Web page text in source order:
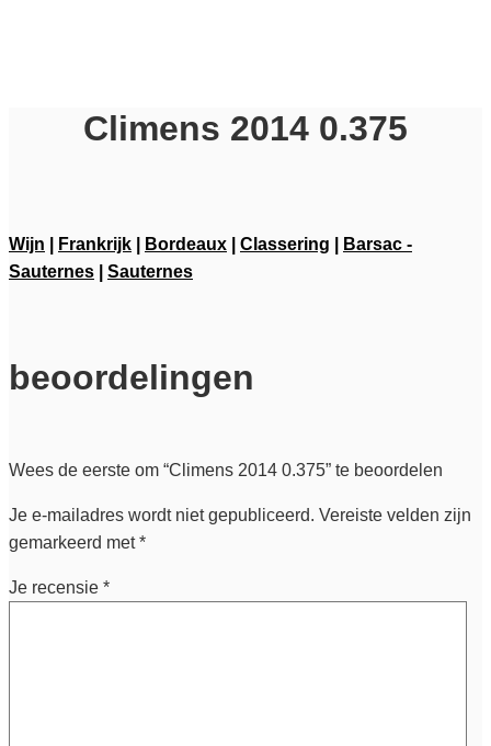
Climens 2014 0.375
Wijn Frankrijk Bordeaux Classering
Barsac -
Sauternes
Sauternes
beoordelingen
Wees de eerste om “Climens 2014 0.375” te beoordelen
Je e-mailadres wordt niet gepubliceerd. Vereiste velden zijn
gemarkeerd met*
Je recensie *